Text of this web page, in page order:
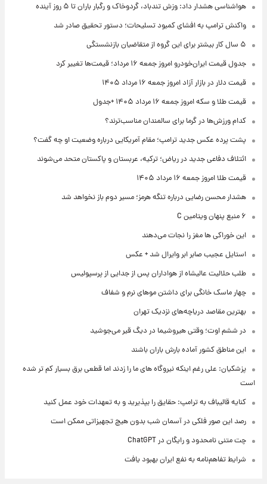
هواشناسی هشدار داد: وزش تندباد، گردوخاک و رگبار باران تا ۵ روز آینده
واکنش ترامپ به افشای کمبود تسلیحات؛ دستور تحقیق صادر شد
۵ سال کار بیشتر برای این گروه از متقاضیان بازنشستگی
جدول قیمت ایران‌خودرو امروز جمعه ۱۶ مرداد؛ قیمت‌ها تغییر کرد
قیمت دلار در بازار آزاد امروز جمعه ۱۶ مرداد ۱۴۰۵
قیمت طلا و سکه امروز جمعه ۱۶ مرداد ۱۴۰۵ +جدول
کدام ورزش‌ها در گرما برای سالمندان مناسب‌ترند؟
پشت پرده عکس جدید ترامپ؛ مقام آمریکایی درباره وضعیت او چه گفت؟
ائتلاف دفاعی جدید در ریاض؛ ترکیه، عربستان و پاکستان متحد می‌شوند
قیمت طلا امروز جمعه ۱۶ مرداد ۱۴۰۵
هشدار محسن رضایی درباره تنگه هرمز؛ مسیر دوم باز نخواهد شد
۶ منبع پنهان ویتامین C
این خوراکی ها مغز را نجات می‌دهند
استایل عجیب صابر ابر وایرال شد + عکس
طلب حلالیت عالیشاه از هواداران پس از جدایی از پرسپولیس
چهار ماسک خانگی برای داشتن موهای نرم و شفاف
بهترین مقاصد دریاچه‌های نزدیک تهران
در ششم اوت؛ وقتی هیروشیما در دیگ قیر می‌جوشید
این مناطق کشور آماده بارش باران باشند
پزشکیان: علی رغم اینکه نیروگاه های ما را زدند اما قطعی برق بسیار کم تر شده
است
کنایه قالیباف به ترامپ: حقایق را بپذیرید و به تعهدات خود عمل کنید
رصد این صور فلکی در آسمان شب بدون هیچ تجهیزاتی ممکن است
چت متنی نامحدود و رایگان در ChatGPT
شرایط تفاهم‌نامه به نفع ایران بهبود یافت